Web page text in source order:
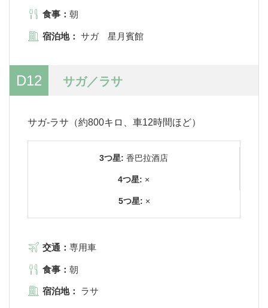
食事： 朝
宿泊地： サガ 星月賓館
D12 サガ／ラサ
サガ-ラサ（約800キロ、車12時間ほど）
3つ星: 香巴拉酒店
4つ星: ×
5つ星: ×
交通： 専用車
食事： 朝
宿泊地： ラサ